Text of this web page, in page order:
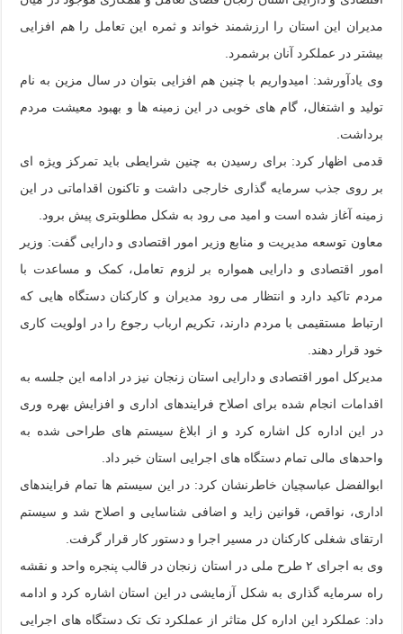
مدیران این استان را ارزشمند خواند و ثمره این تعامل را هم افزایی
بیشتر در عملکرد آنان برشمرد.
وی یادآورشد: امیدواریم با چنین هم افزایی بتوان در سال مزین به نام
تولید و اشتغال، گام های خوبی در این زمینه ها و بهبود معیشت مردم
برداشت.
قدمی اظهار کرد: برای رسیدن به چنین شرایطی باید تمرکز ویژه ای
بر روی جذب سرمایه گذاری خارجی داشت و تاکنون اقداماتی در این
زمینه آغاز شده است و امید می رود به شکل مطلوبتری پیش برود.
معاون توسعه مدیریت و منابع وزیر امور اقتصادی و دارایی گفت: وزیر
امور اقتصادی و دارایی همواره بر لزوم تعامل، کمک و مساعدت با
مردم تاکید دارد و انتظار می رود مدیران و کارکنان دستگاه هایی که
ارتباط مستقیمی با مردم دارند، تکریم ارباب رجوع را در اولویت کاری
خود قرار دهند.
مدیرکل امور اقتصادی و دارایی استان زنجان نیز در ادامه این جلسه به
اقدامات انجام شده برای اصلاح فرایندهای اداری و افزایش بهره وری
در این اداره کل اشاره کرد و از ابلاغ سیستم های طراحی شده به
واحدهای مالی تمام دستگاه های اجرایی استان خبر داد.
ابوالفضل عباسچیان خاطرنشان کرد: در این سیستم ها تمام فرایندهای
اداری، نواقص، قوانین زاید و اضافی شناسایی و اصلاح شد و سیستم
ارتقای شغلی کارکنان در مسیر اجرا و دستور کار قرار گرفت.
وی به اجرای ۲ طرح ملی در استان زنجان در قالب پنجره واحد و نقشه
راه سرمایه گذاری به شکل آزمایشی در این استان اشاره کرد و ادامه
داد: عملکرد این اداره کل متاثر از عملکرد تک تک دستگاه های اجرایی